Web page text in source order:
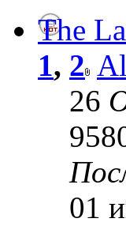
The
1, 2
26
01